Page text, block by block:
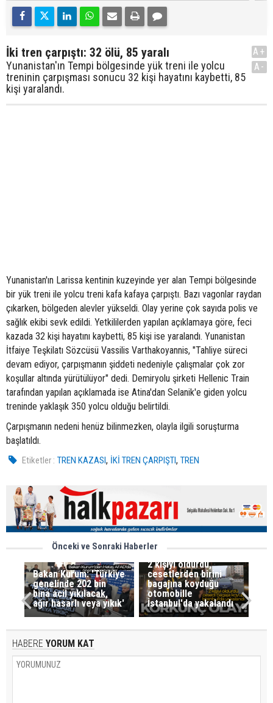
İki tren çarpıştı: 32 ölü, 85 yaralı
Yunanistan'ın Tempi bölgesinde yük treni ile yolcu
treninin çarpışması sonucu 32 kişi hayatını kaybetti, 85
kişi yaralandı.
A+
A-
Yunanistan'ın Larissa kentinin kuzeyinde yer alan Tempi bölgesinde
bir yük treni ile yolcu treni kafa kafaya çarpıştı. Bazı vagonlar raydan
çıkarken, bölgeden alevler yükseldi. Olay yerine çok sayıda polis ve
sağlık ekibi sevk edildi. Yetkililerden yapılan açıklamaya göre, feci
kazada 32 kişi hayatını kaybetti, 85 kişi ise yaralandı. Yunanistan
İtfaiye Teşkilatı Sözcüsü Vassilis Varthakoyannis, "Tahliye süreci
devam ediyor, çarpışmanın şiddeti nedeniyle çalışmalar çok zor
koşullar altında yürütülüyor" dedi. Demiryolu şirketi Hellenic Train
tarafından yapılan açıklamada ise Atina'dan Selanik'e giden yolcu
treninde yaklaşık 350 yolcu olduğu belirtildi.
Çarpışmanın nedeni henüz bilinmezken, olayla ilgili soruşturma
başlatıldı.
Etiketler : TREN KAZASI, İKİ TREN ÇARPIŞTI,TREN
Önceki ve Sonraki Haberler
Bakan Kurum: 'Türkiye
genelinde 202 bin
bina acil yıkılacak,
ağır hasarlı veya yıkık'
2 kişiyi öldürdü,
cesetlerden birini
bagajına koyduğu
otomobille
İstanbul'da yakalandı
HABERE YORUM KAT